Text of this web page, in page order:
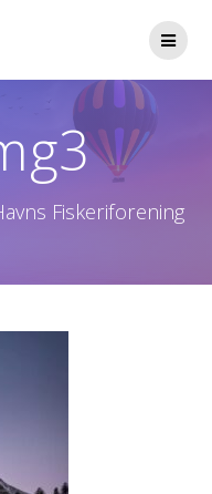
Fiskeriforening